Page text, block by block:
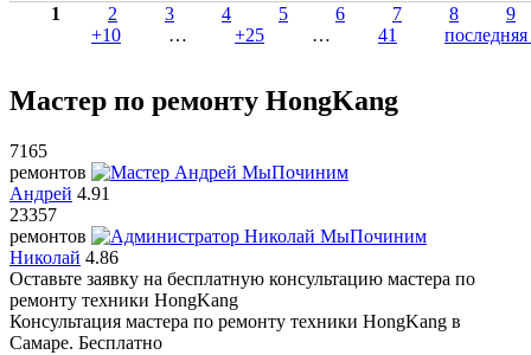
1
2 3 4 5 6 7 8
9
+10
… +25 … 41 последняя
Мастер по ремонту HongKang
7165
ремонтов
Андрей 4.91
23357
ремонтов
Николай 4.86
Оставьте заявку на бесплатную консультацию мастера по
ремонту техники HongKang
Консультация мастера по ремонту техники HongKang в
Самаре. Бесплатно